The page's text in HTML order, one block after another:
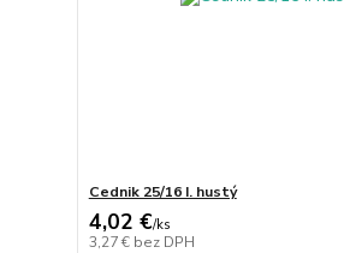
Cednik 25/16 I. hustý
4,02 €/ks
3,27 € bez DPH